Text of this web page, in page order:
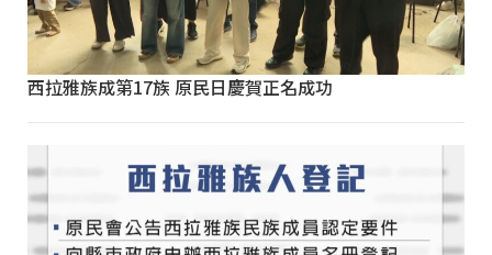
西拉雅族成第17族 原民日慶賀正名成功